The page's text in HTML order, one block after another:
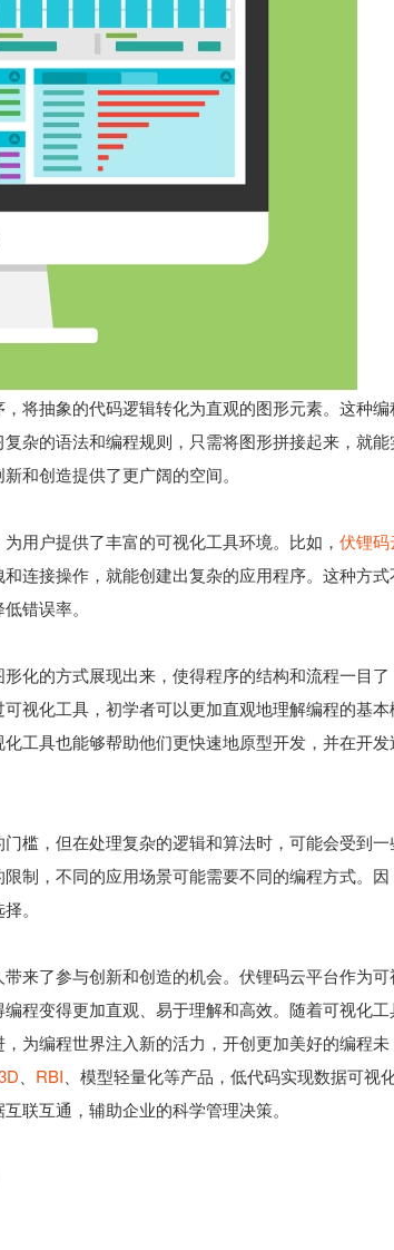
将抽象的代码逻辑转化为直观的图形元素。这种编
杂的语法和编程规则，只需将图形拼接起来，就能
和创造提供了更广阔的空间。
用户提供了丰富的可视化工具环境。比如，伏锂码
连接操作，就能创建出复杂的应用程序。这种方式
错误率。
化的方式展现出来，使得程序的结构和流程一目了
视化工具，初学者可以更加直观地理解编程的基本
工具也能够帮助他们更快速地原型开发，并在开发
槛，但在处理复杂的逻辑和算法时，可能会受到一
制，不同的应用场景可能需要不同的编程方式。因
。
来了参与创新和创造的机会。伏锂码云平台作为可
程变得更加直观、易于理解和高效。随着可视化工
为编程世界注入新的活力，开创更加美好的编程未
RBI 、模型轻量化等产品，低代码实现数据可视
联互通，辅助企业的科学管理决策。